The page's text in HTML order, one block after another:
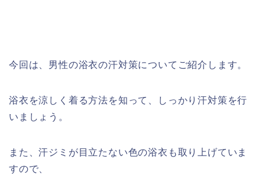
今回は、男性の浴衣の汗対策についてご紹介します。
浴衣を涼しく着る方法を知って、しっかり汗対策を行
いましょう。
また、汗ジミが目立たない色の浴衣も取り上げていま
すので、